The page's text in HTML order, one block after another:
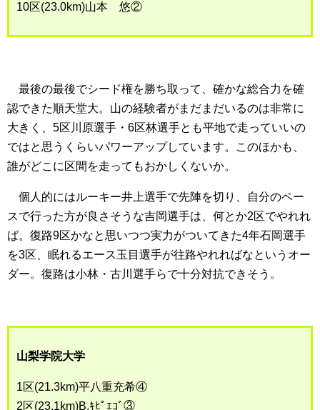
10区(23.0km)山本 悠②
最後の最後でシード権を勝ち取って、確かな総合力を確
認できた順天堂大。山の経験者がまだまだいるのは非常に
大きく、5区川原選手・6区林選手とも平地で走っていいの
ではと思うくらいパワーアップしています。このほかも、
誰がどこに区間を走ってもおかしくないか。
個人的にはルーキー井上選手で先陣を切り、自分のペー
スで行った方が良さそうな吉岡選手は、何とか2区でやれれ
ば。復路9区かなと思いつつ実力がついてきた4年石岡選手
を3区、眠れるエース玉目選手が往路やれればなというオー
ダー。復路は小林・古川選手らで十分対抗できそう。
山梨学院大学
1区(21.3km)平八重充希④
2区(23.1km)B.ｷﾋﾟｴｺﾞ③